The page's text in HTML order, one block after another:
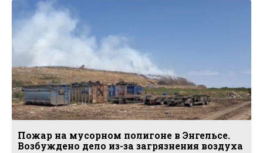
Пожар на мусорном полигоне в Энгельсе.
Возбуждено дело из-за загрязнения воздуха